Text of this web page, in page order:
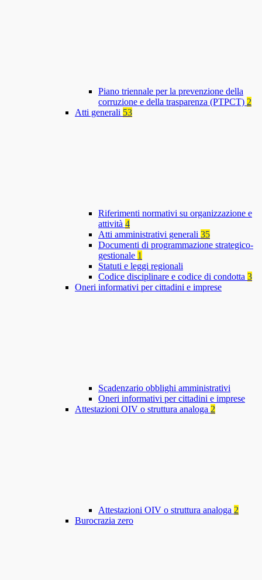
Piano triennale per la prevenzione della
corruzione e della trasparenza (PTPCT) 2
Atti generali 53
Riferimenti normativi su organizzazione e
attività 4
Atti amministrativi generali 35
Documenti di programmazione strategico-
gestionale 1
Statuti e leggi regionali
Codice disciplinare e codice di condotta 3
Oneri informativi per cittadini e imprese
Scadenzario obblighi amministrativi
Oneri informativi per cittadini e imprese
Attestazioni OIV o struttura analoga 2
Attestazioni OIV o struttura analoga 2
Burocrazia zero